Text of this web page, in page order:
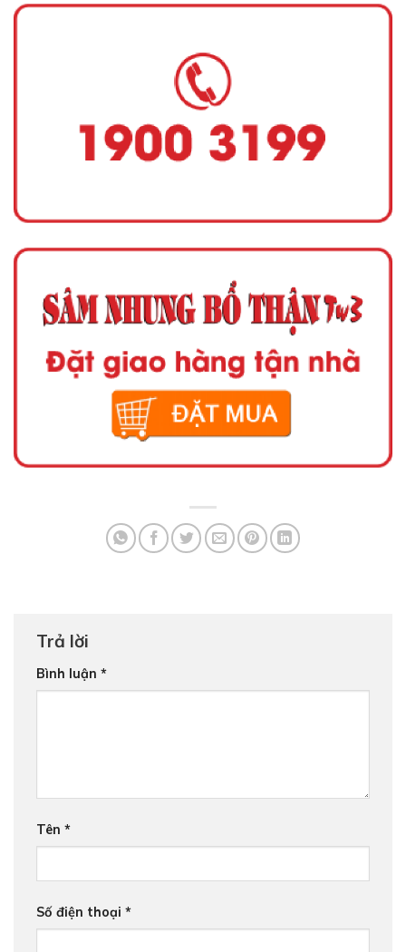
Trả lời
Bình luận *
Tên *
Số điện thoại *